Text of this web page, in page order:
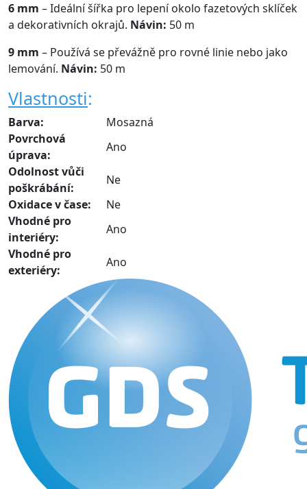
6 mm – Ideální šířka pro lepení okolo fazetových sklíček
a dekorativních okrajů. Návin: 50 m
9 mm – Používá se převážně pro rovné linie nebo jako
lemování. Návin: 50 m
Vlastnosti:
Barva:
Mosazná
Povrchová
úprava:
Ano
Odolnost vůči
poškrábání:
Ne
Oxidace v čase:
Ne
Vhodné pro
interiéry:
Ano
Vhodné pro
exteriéry:
Ano